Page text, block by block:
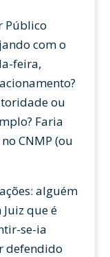
Público
com o
feira,
ou
Faria
CNMP (ou
alguém
que é
se-ia
defendido